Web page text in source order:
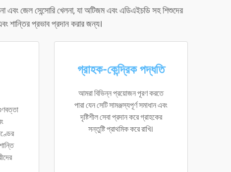
এবং জেল সেন্সোরি খেলনা, যা অটিজম এবং এডিএইচডি সহ শিশুদের
শান্তির প্রভাব প্রদান করার জন্য।
গ্রাহক-কেন্দ্রিক পদ্ধতি
আমরা বিভিন্ন প্রয়োজন পূরণ করতে
পারা যেন সেটি সামঞ্জস্যপূর্ণ সমাধান এবং
দৃষ্টিশীল সেবা প্রদান করে গ্রাহকের
সন্তুষ্টি প্রাথমিক করে রাখি।